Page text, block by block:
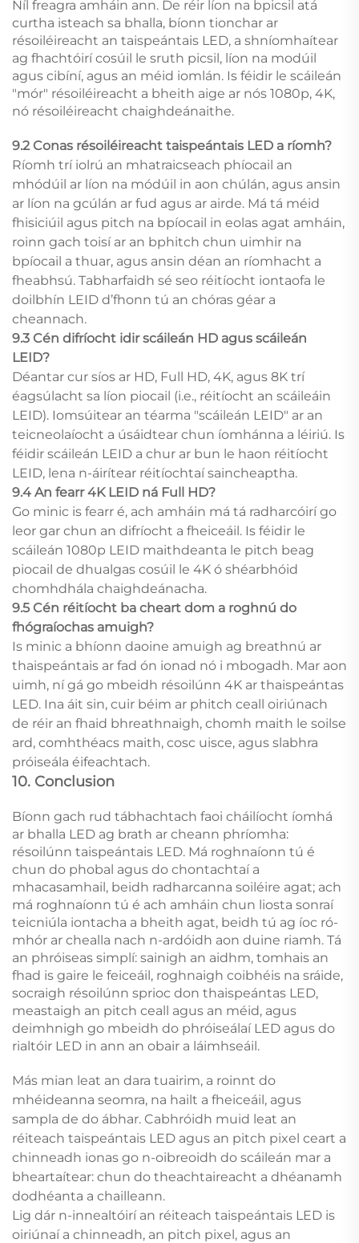
Níl freagra amháin ann. De réir líon na bpicsil atá
curtha isteach sa bhalla, bíonn tionchar ar
résoiléireacht an taispeántais LED, a shníomhaítear
ag fhachtóirí cosúil le sruth picsil, líon na modúil
agus cibíní, agus an méid iomlán. Is féidir le scáileán
"mór" résoiléireacht a bheith aige ar nós 1080p, 4K,
nó résoiléireacht chaighdeánaithe.
9.2 Conas résoiléireacht taispeántais LED a ríomh?
Ríomh trí iolrú an mhatraicseach phíocail an
mhódúil ar líon na módúil in aon chúlán, agus ansin
ar líon na gcúlán ar fud agus ar airde. Má tá méid
fhisiciúil agus pitch na bpíocail in eolas agat amháin,
roinn gach toisí ar an bphitch chun uimhir na
bpíocail a thuar, agus ansin déan an ríomhacht a
fheabhsú. Tabharfaidh sé seo réitíocht iontaofa le
doilbhín LEID d’fhonn tú an chóras géar a
cheannach.
9.3 Cén difríocht idir scáileán HD agus scáileán
LEID?
Déantar cur síos ar HD, Full HD, 4K, agus 8K trí
éagsúlacht sa líon piocail (i.e., réitíocht an scáileáin
LEID). Iomsúitear an téarma "scáileán LEID" ar an
teicneolaíocht a úsáidtear chun íomhánna a léiriú. Is
féidir scáileán LEID a chur ar bun le haon réitíocht
LEID, lena n-áirítear réitíochtaí saincheaptha.
9.4 An fearr 4K LEID ná Full HD?
Go minic is fearr é, ach amháin má tá radharcóirí go
leor gar chun an difríocht a fheiceáil. Is féidir le
scáileán 1080p LEID maithdeanta le pitch beag
piocail de dhualgas cosúil le 4K ó shéarbhóid
chomhdhála chaighdeánacha.
9.5 Cén réitíocht ba cheart dom a roghnú do
fhógraíochas amuigh?
Is minic a bhíonn daoine amuigh ag breathnú ar
thaispeántais ar fad ón ionad nó i mbogadh. Mar aon
uimh, ní gá go mbeidh résoilúnn 4K ar thaispeántas
LED. Ina áit sin, cuir béim ar phitch ceall oiriúnach
de réir an fhaid bhreathnaigh, chomh maith le soilse
ard, comhthéacs maith, cosc uisce, agus slabhra
próiseála éifeachtach.
10. Conclusion
Bíonn gach rud tábhachtach faoi cháilíocht íomhá
ar bhalla LED ag brath ar cheann phríomha:
résoilúnn taispeántais LED. Má roghnaíonn tú é
chun do phobal agus do chontachtaí a
mhacasamhail, beidh radharcanna soiléire agat; ach
má roghnaíonn tú é ach amháin chun liosta sonraí
teicniúla iontacha a bheith agat, beidh tú ag íoc ró-
mhór ar chealla nach n-ardóidh aon duine riamh. Tá
an phróiseas simplí: sainigh an aidhm, tomhais an
fhad is gaire le feiceáil, roghnaigh coibhéis na sráide,
socraigh résoilúnn sprioc don thaispeántas LED,
meastaigh an pitch ceall agus an méid, agus
deimhnigh go mbeidh do phróiseálaí LED agus do
rialtóir LED in ann an obair a láimhseáil.
Más mian leat an dara tuairim, a roinnt do
mhéideanna seomra, na hailt a fheiceáil, agus
sampla de do ábhar. Cabhróidh muid leat an
réiteach taispeántais LED agus an pitch pixel ceart a
chinneadh ionas go n-oibreoidh do scáileán mar a
bheartaítear: chun do theachtaireacht a dhéanamh
dodhéanta a chailleann.
Lig dár n-innealtóirí an réiteach taispeántais LED is
oiriúnaí a chinneadh, an pitch pixel, agus an